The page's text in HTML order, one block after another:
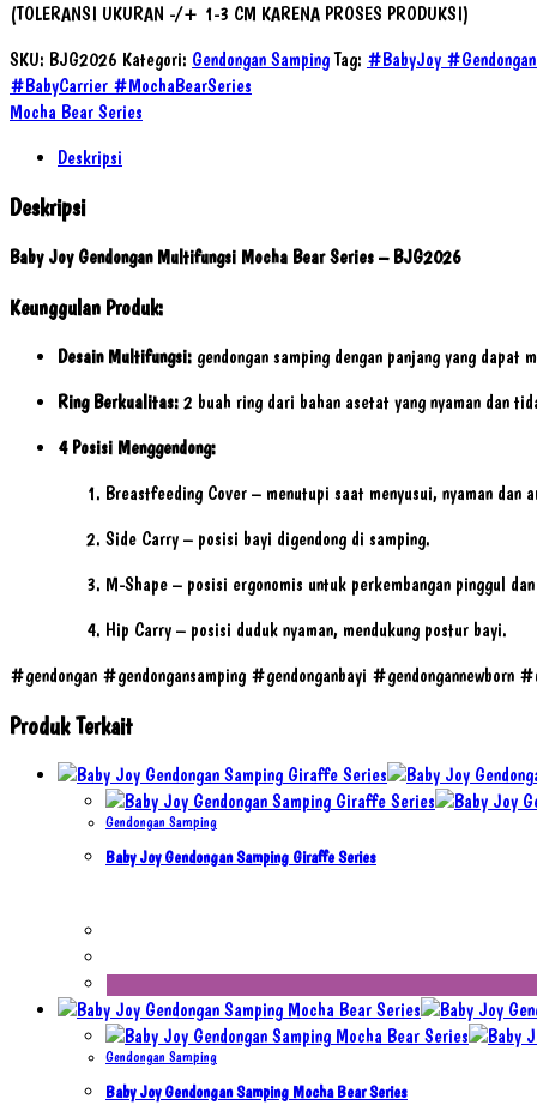
(TOLERANSI UKURAN -/+ 1-3 CM KARENA PROSES PRODUKSI)
SKU: BJG2026 Kategori: Gendongan Samping Tag: #BabyJoy
#BabyCarrier #MochaBearSeries
Mocha Bear Series
Deskripsi
Deskripsi
Baby Joy Gendongan Multifungsi Mocha Bear Series – BJG2026
Keunggulan Produk:
Desain Multifungsi: gendongan samping dengan panjang yang dapat
Ring Berkualitas: 2 buah ring dari bahan asetat yang nyaman dan
4 Posisi Menggendong:
Breastfeeding Cover – menutupi saat menyusui, nyaman dan
Side Carry – posisi bayi digendong di samping.
M-Shape – posisi ergonomis untuk perkembangan pinggul
Hip Carry – posisi duduk nyaman, mendukung postur bayi.
#gendongan #gendongansamping #gendonganbayi #gendongannewborn
Produk Terkait
Gendongan Samping
Baby Joy Gendongan Samping Giraffe Series
Gendongan Samping
Baby Joy Gendongan Samping Mocha Bear Series